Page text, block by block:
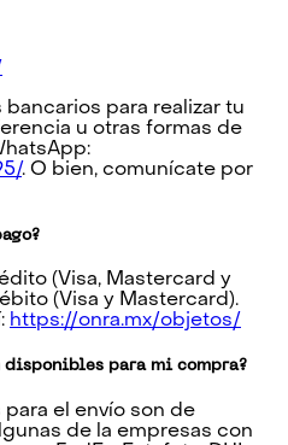
para realizar tu
u otras formas de
. O bien, comunícate por
(Visa, Mastercard y
(Visa y Mastercard).
https://onra.mx/objetos/
disponibles para mi compra?
el envío son de
de la empresas con